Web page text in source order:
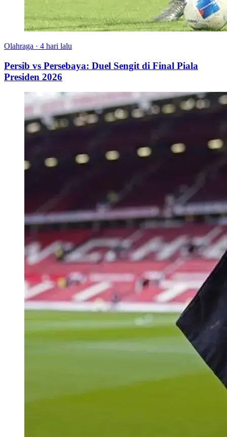
Olahraga · 4 hari lalu
Persib vs Persebaya: Duel Sengit di Final Piala
Presiden 2026